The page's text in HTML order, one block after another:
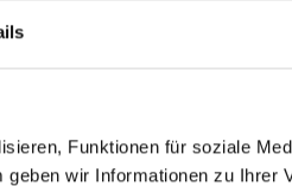
Funktionen für soziale
wir Informationen zu Ihrer